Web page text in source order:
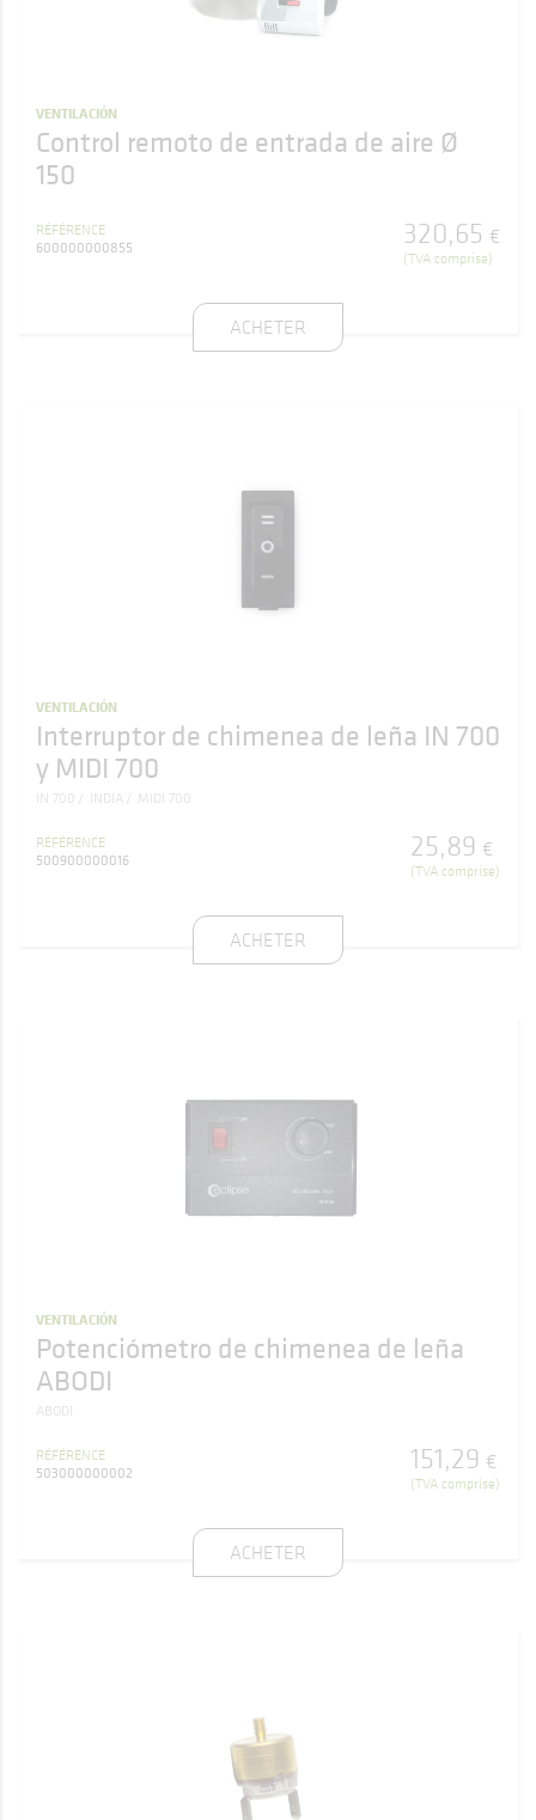
VENTILACIÓN
Control remoto de entrada de aire Ø
150
RÉFÉRENCE
600000000855
320,65 €
(TVA comprise)
ACHETER
VENTILACIÓN
Interruptor de chimenea de leña IN 700
y MIDI 700
IN 700 INDIA MIDI 700
RÉFÉRENCE
500900000016
25,89 €
(TVA comprise)
ACHETER
VENTILACIÓN
Potenciómetro de chimenea de leña
ABODI
ABODI
RÉFÉRENCE
503000000002
151,29 €
(TVA comprise)
ACHETER